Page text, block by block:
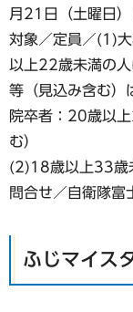
月21日（土曜日
対象／定員／(1)
以上22歳未満の
等（見込み含む）
院卒者：20歳以
む）
(2)18歳以上33歳
問合せ／自衛隊
ふじマイス